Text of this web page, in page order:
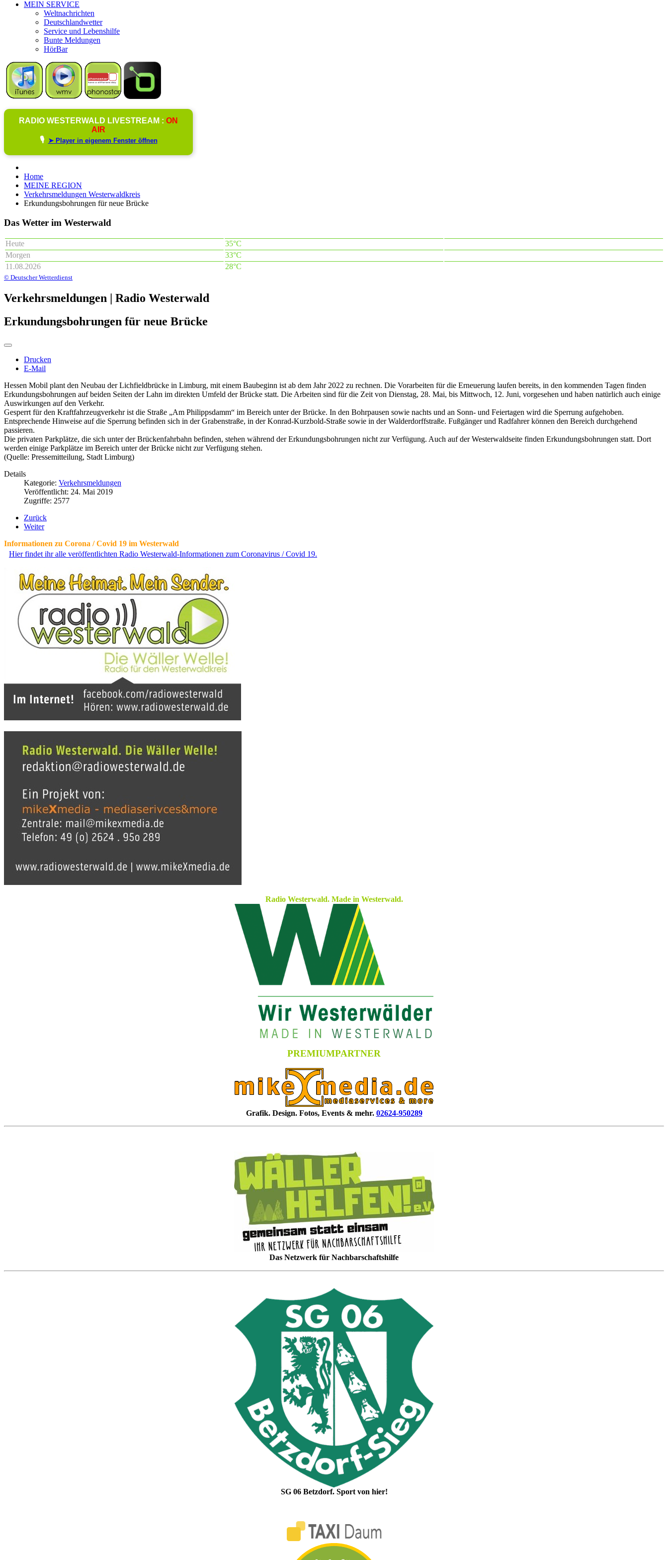
MEIN SERVICE
Weltnachrichten
Deutschlandwetter
Service und Lebenshilfe
Bunte Meldungen
HörBar
RADIO WESTERWALD LIVESTREAM : ON
AIR
🎙️ ➤ Player in eigenem Fenster öffnen
Home
MEINE REGION
Verkehrsmeldungen Westerwaldkreis
Erkundungsbohrungen für neue Brücke
Das Wetter im Westerwald
Heute
35°C
Morgen
33°C
11.08.2026
28°C
© Deutscher Wetterdienst
Verkehrsmeldungen | Radio Westerwald
Erkundungsbohrungen für neue Brücke
Drucken
E-Mail
Hessen Mobil plant den Neubau der Lichfieldbrücke in Limburg, mit einem Baubeginn ist ab dem Jahr 2022 zu rechnen. Die Vorarbeiten für die Erneuerung laufen bereits, in den kommenden Tagen finden
Erkundungsbohrungen auf beiden Seiten der Lahn im direkten Umfeld der Brücke statt. Die Arbeiten sind für die Zeit von Dienstag, 28. Mai, bis Mittwoch, 12. Juni, vorgesehen und haben natürlich auch einige
Auswirkungen auf den Verkehr.
Gesperrt für den Kraftfahrzeugverkehr ist die Straße „Am Philippsdamm“ im Bereich unter der Brücke. In den Bohrpausen sowie nachts und an Sonn- und Feiertagen wird die Sperrung aufgehoben.
Entsprechende Hinweise auf die Sperrung befinden sich in der Grabenstraße, in der Konrad-Kurzbold-Straße sowie in der Walderdorffstraße. Fußgänger und Radfahrer können den Bereich durchgehend
passieren.
Die privaten Parkplätze, die sich unter der Brückenfahrbahn befinden, stehen während der Erkundungsbohrungen nicht zur Verfügung. Auch auf der Westerwaldseite finden Erkundungsbohrungen statt. Dort
werden einige Parkplätze im Bereich unter der Brücke nicht zur Verfügung stehen.
(Quelle: Pressemitteilung, Stadt Limburg)
Details
Kategorie: Verkehrsmeldungen
Veröffentlicht: 24. Mai 2019
Zugriffe: 2577
Zurück
Weiter
Informationen zu Corona / Covid 19 im Westerwald
Hier findet ihr alle veröffentlichten Radio Westerwald-Informationen zum Coronavirus / Covid 19.
Radio Westerwald. Made in Westerwald.
PREMIUMPARTNER
Grafik. Design. Fotos, Events & mehr. 02624-950289
Das Netzwerk für Nachbarschaftshilfe
SG 06 Betzdorf. Sport von hier!